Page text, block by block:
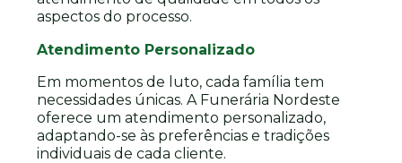
aspectos do processo.
Atendimento Personalizado
Em momentos de luto, cada família tem
necessidades únicas. A Funerária Nordeste
oferece um atendimento personalizado,
adaptando-se às preferências e tradições
individuais de cada cliente.